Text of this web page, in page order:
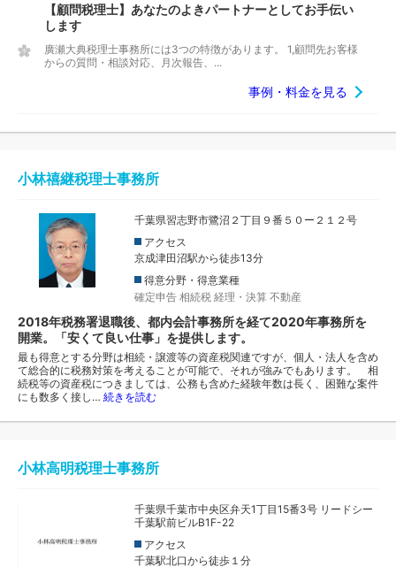
【顧問税理士】あなたのよきパートナーとしてお手伝い
します
廣瀬大典税理士事務所には3つの特徴があります。 1,顧問先お客様
からの質問・相談対応、月次報告、...
事例・料金を見る
小林禧継税理士事務所
千葉県習志野市鷺沼２丁目９番５０ー２１２号
アクセス
京成津田沼駅から徒歩13分
得意分野・得意業種
確定申告 相続税 経理・決算 不動産
2018年税務署退職後、都内会計事務所を経て2020年事務所を
開業。「安くて良い仕事」を提供します。
最も得意とする分野は相続・譲渡等の資産税関連ですが、個人・法人を含め
て総合的に税務対策を考えることが可能で、それが強みでもあります。 相
続税等の資産税につきましては、公務も含めた経験年数は長く、困難な案件
にも数多く接し… 続きを読む
小林高明税理士事務所
千葉県千葉市中央区弁天1丁目15番3号 リードシー
千葉駅前ビルB1F-22
アクセス
千葉駅北口から徒歩１分